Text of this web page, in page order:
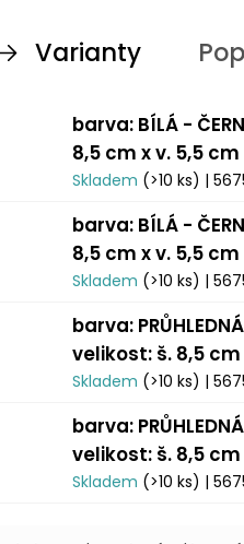
Varianty
barva: BÍLÁ -
8,5 cm x v. 5,5
Skladem (>10 ks) |
barva: BÍLÁ -
8,5 cm x v. 5,5
Skladem (>10 ks) |
barva:
velikost: š. 8,5
Skladem (>10 ks) |
barva:
velikost: š. 8,5
Skladem (>10 ks) |